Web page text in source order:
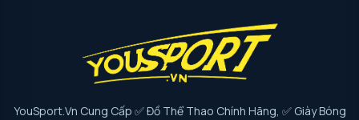
YouSport.vn Cung Cấp ✅ Đồ Thể Thao Chính Hãng, ✅ Giày Bóng